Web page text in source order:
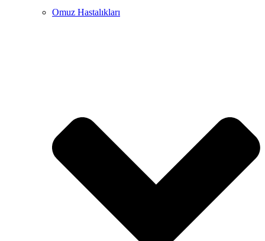
Omuz Hastalıkları